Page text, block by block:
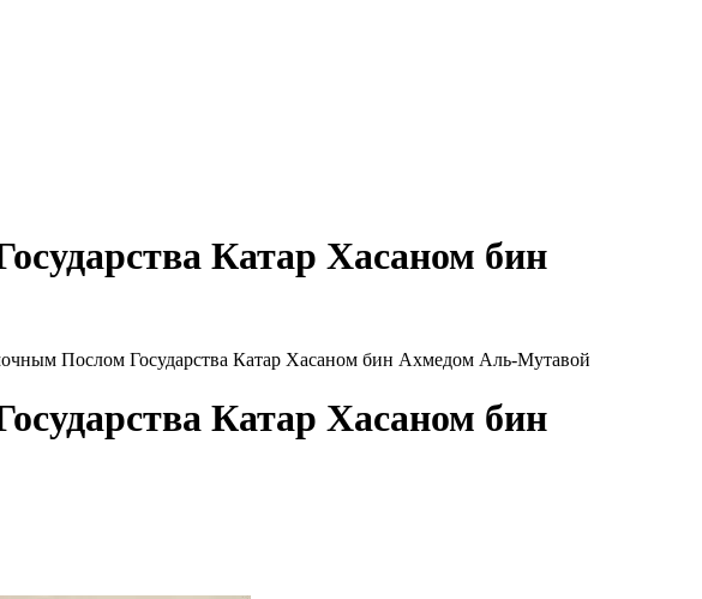
Катар Хасаном бин
Послом Государства Катар Хасаном бин Ахмедом Аль-Мутавой
Катар Хасаном бин